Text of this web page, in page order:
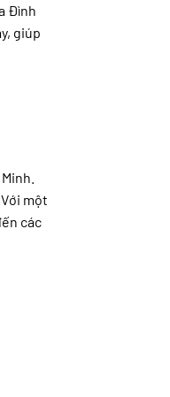
Đình
giúp
một
các